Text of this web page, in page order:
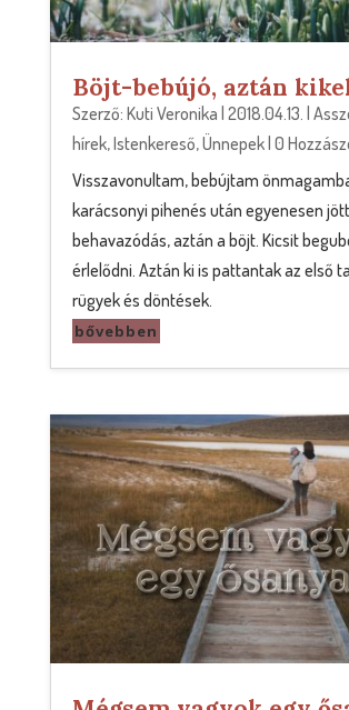
Böjt-bebújó, aztán
Szerző: Kuti Veronika 2018.04.13.
hírek,Istenkereső,Ünnepek| 0
Visszavonultam, bebújtam
karácsonyi pihenés után egyenesen
behavazódás, aztán a böjt. Kicsit
érlelődni. Aztán ki is pattantak az első
rügyek és döntések.
bővebben